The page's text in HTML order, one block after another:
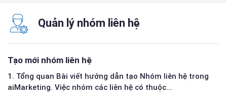
Quản lý nhóm liên hệ
Tạo mới nhóm liên hệ
1. Tổng quan Bài viết hướng dẫn tạo Nhóm liên hệ trong
aiMarketing. Việc nhóm các liên hệ có thuộc...